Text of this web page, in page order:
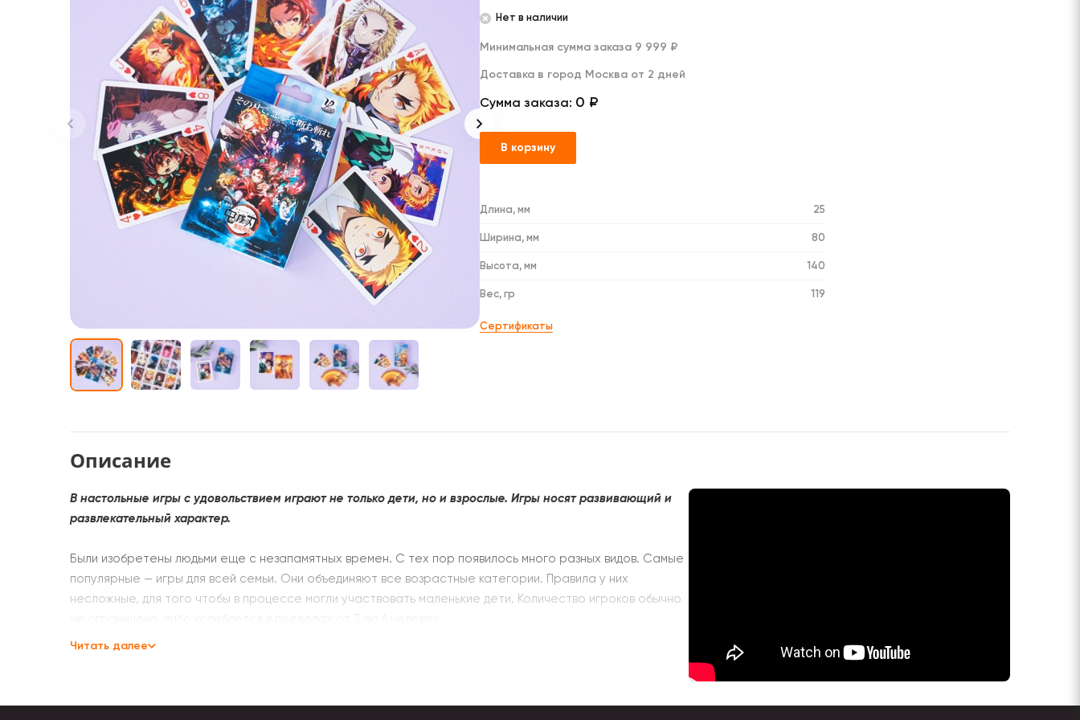
Дакимакуры
Декоративные подушки
Нет в наличии
Минимальная сумма заказа 9 999 ₽
Доставка в город Москва от 2 дней
Сумма заказа: 0 ₽
В корзину
Длина, мм 25
Ширина, мм 80
Высота, мм 140
Вес, гр 119
Сертификаты
Описание
В настольные игры с удовольствием играют не только дети, но и взрослые. Игры носят развивающий и
развлекательный характер.
Были изобретены людьми еще с незапамятных времен. С тех пор появилось много разных видов. Самые
популярные — игры для всей семьи. Они объединяют все возрастные категории. Правила у них
несложные, для того чтобы в процессе могли участвовать маленькие дети. Количество игроков обычно
Читать далее